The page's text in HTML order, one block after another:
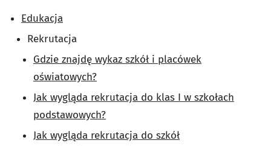
Edukacja
Rekrutacja
Gdzie znajdę wykaz szkół i placówek
oświatowych?
Jak wygląda rekrutacja do klas I w szkołach
podstawowych?
Jak wygląda rekrutacja do szkół